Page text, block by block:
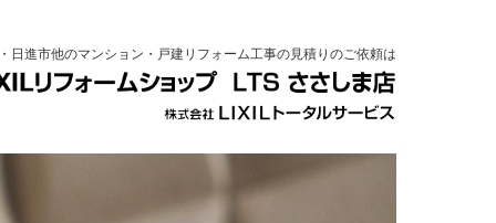
日進市他のマンション・戸建リフォーム工事の見積りのご依頼は